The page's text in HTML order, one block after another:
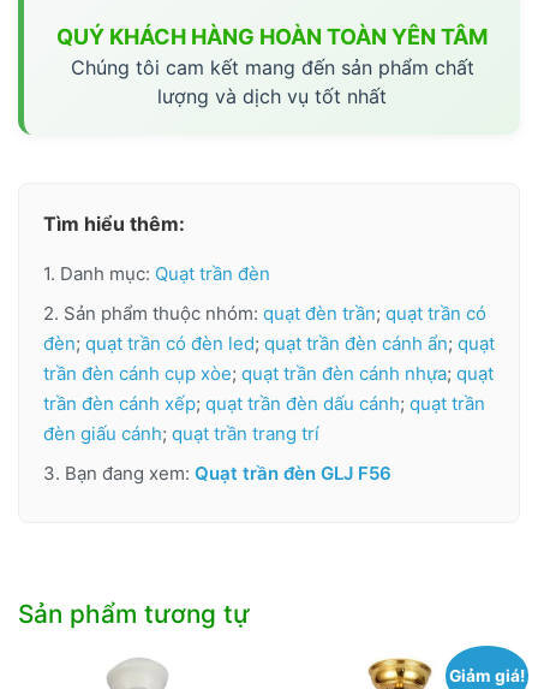
QUÝ KHÁCH HÀNG HOÀN TOÀN YÊN TÂM
Chúng tôi cam kết mang đến sản phẩm chất
lượng và dịch vụ tốt nhất
Tìm hiểu thêm:
1. Danh mục: Quạt trần đèn
2. Sản phẩm thuộc nhóm: quạt đèn trần; quạt trần có
đèn; quạt trần có đèn led; quạt trần đèn cánh ẩn; quạt
trần đèn cánh cụp xòe; quạt trần đèn cánh nhựa; quạt
trần đèn cánh xếp; quạt trần đèn dấu cánh; quạt trần
đèn giấu cánh; quạt trần trang trí
3. Bạn đang xem: Quạt trần đèn GLJ F56
Sản phẩm tương tự
Giảm giá!